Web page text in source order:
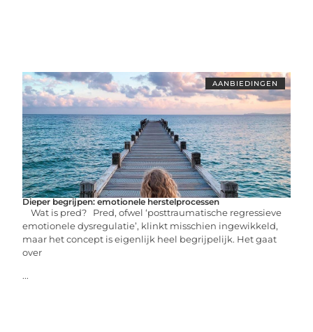
AANBIEDINGEN
Dieper begrijpen: emotionele herstelprocessen
Wat is pred? Pred, ofwel ‘posttraumatische regressieve
emotionele dysregulatie’, klinkt misschien ingewikkeld,
maar het concept is eigenlijk heel begrijpelijk. Het gaat
over
...